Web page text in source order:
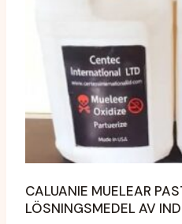
CALUANIE MUELEAR
LÖSNINGSMEDEL AV